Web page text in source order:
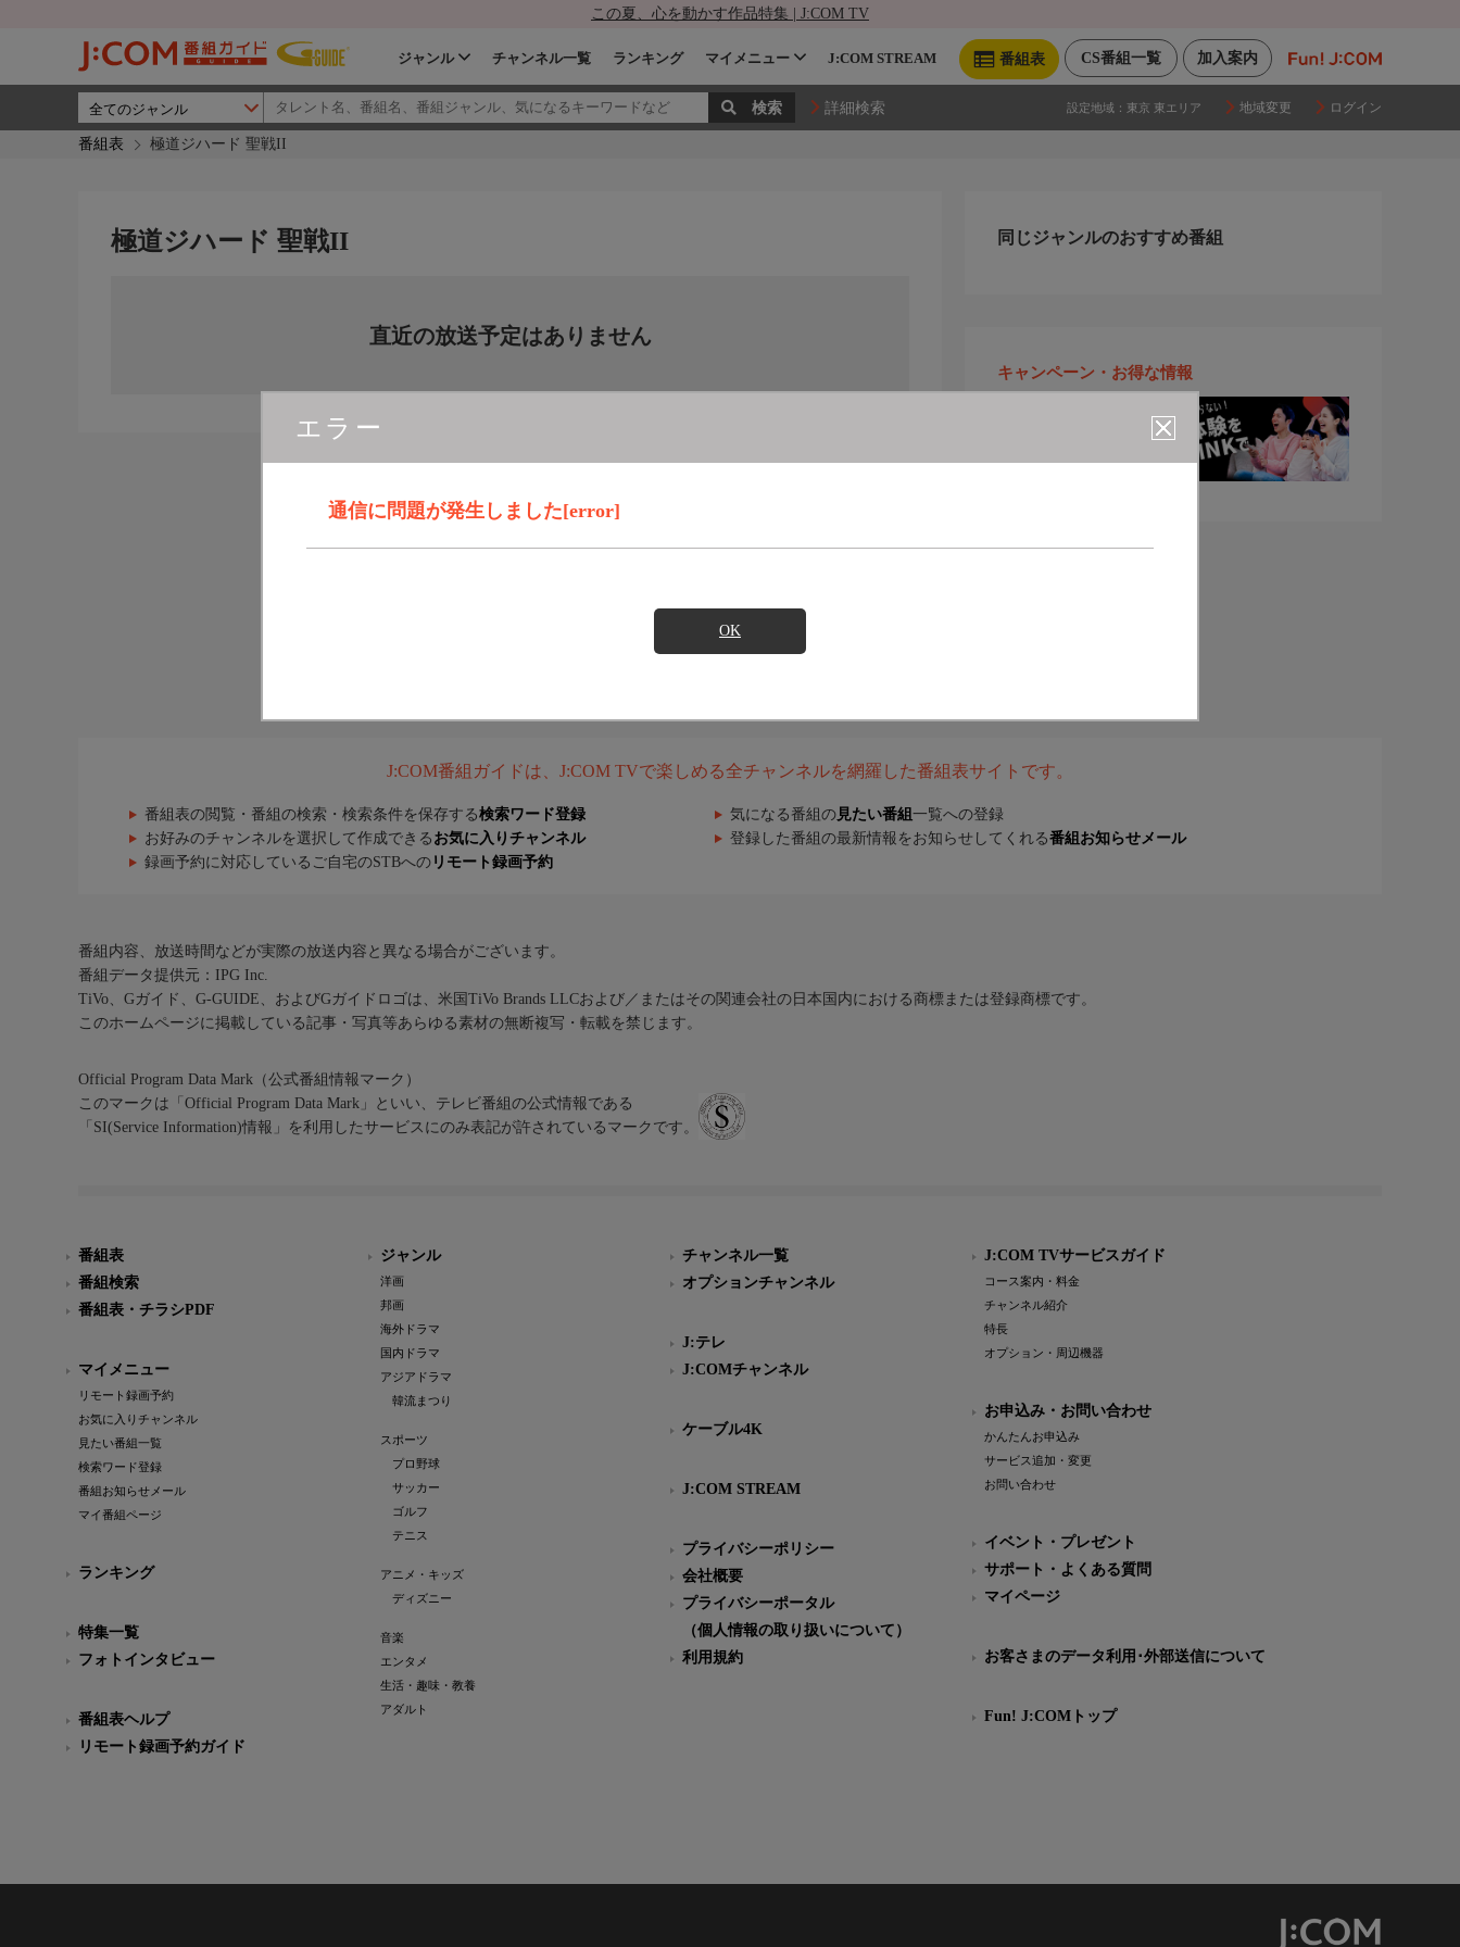
この夏、心を動かす作品特集 | J:COM TV
加入案内
CS番組一覧
番組表
ジャンル チャンネル一覧 ランキング マイメニュー J:COM STREAM
詳細検索 設定地域： 東京 東エリア 地域変更 ログイン
番組表 極道ジハード 聖戦II
エラー
通信に問題が発生しました[error]
OK
極道ジハード 聖戦II
直近の放送予定はありません
同じジャンルのおすすめ番組
キャンペーン・お得な情報
J:COM番組ガイドは、J:COM TVで楽しめる全チャンネルを網羅した番組表サイトです。
番組表の閲覧・番組の検索・検索条件を保存する検索ワード登録 気になる番組の 見たい番組 一覧への登録
お好みのチャンネルを選択して作成できる お気に入りチャンネル 登録した番組の最新情報をお知らせしてくれる番組お知らせメール
録画予約に対応しているご自宅のSTBへの リモート録画予約
番組内容、放送時間などが実際の放送内容と異なる場合がございます。
番組データ提供元：IPG Inc.
TiVo、Gガイド、G-GUIDE、およびGガイドロゴは、米国TiVo Brands LLCおよび／またはその関連会社の日本国内における商標または登録商標です。
このホームページに掲載している記事・写真等あらゆる素材の無断複写・転載を禁じます。
Official Program Data Mark（公式番組情報マーク）
このマークは「Official Program Data Mark」といい、テレビ番組の公式情報である
「SI(Service Information)情報」を利用したサービスにのみ表記が許されているマークです。
番組表
番組検索
番組表・チラシPDF
マイメニュー
リモート録画予約
お気に入りチャンネル
見たい番組一覧
検索ワード登録
番組お知らせメール
マイ番組ページ
ランキング
特集一覧
フォトインタビュー
番組表ヘルプ
リモート録画予約ガイド
ジャンル
洋画
邦画
海外ドラマ
国内ドラマ
アジアドラマ
韓流まつり
スポーツ
プロ野球
サッカー
ゴルフ
テニス
アニメ・キッズ
ディズニー
音楽
エンタメ
生活・趣味・教養
アダルト
チャンネル一覧
オプションチャンネル
J:テレ
J:COMチャンネル
ケーブル4K
J:COM STREAM
プライバシーポリシー
会社概要
プライバシーポータル
（個人情報の取り扱いについて）
利用規約
J:COM TVサービスガイド
コース案内・料金
チャンネル紹介
特長
オプション・周辺機器
お申込み・お問い合わせ
かんたんお申込み
サービス追加・変更
お問い合わせ
イベント・プレゼント
サポート・よくある質問
マイページ
お客さまのデータ利用･外部送信について
Fun! J:COMトップ